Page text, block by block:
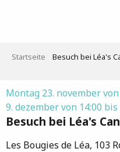
Startseite Besuch bei Léa's
Montag 23. november
9. dezember von 14:00 bis
Besuch bei Léa's
Les Bougies de Léa, 103